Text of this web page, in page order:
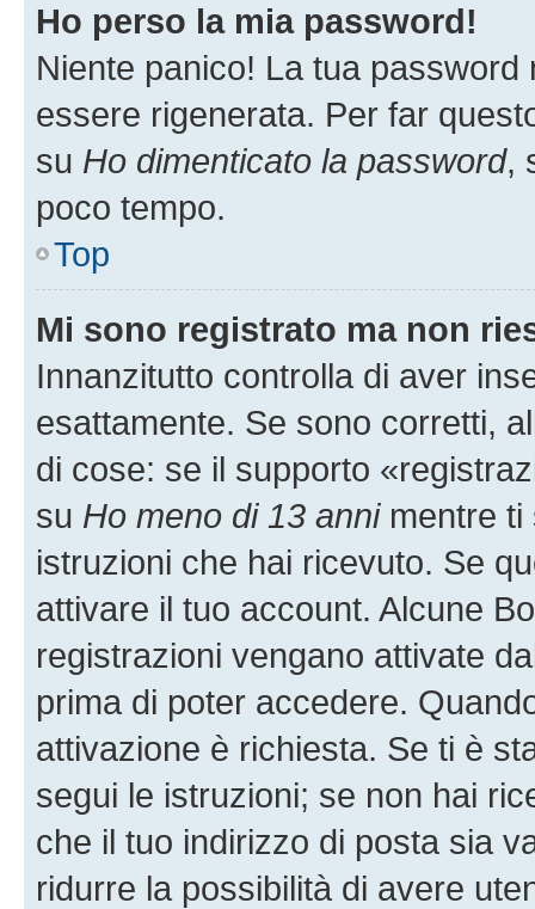
Ho perso la mia password!
Niente panico! La tua
essere rigenerata. Per far
su Ho dimenticato la password,
poco tempo.
Top
Mi sono registrato ma non
Innanzitutto controlla di aver
esattamente. Se sono corretti,
di cose: se il supporto
su Ho meno di 13 annimentre ti
istruzioni che hai ricevuto. Se
attivare il tuo account. Alcune
registrazioni vengano attivate
prima di poter accedere.
attivazione è richiesta. Se ti è
segui le istruzioni; se non hai
che il tuo indirizzo di posta sia
ridurre la possibilità di avere